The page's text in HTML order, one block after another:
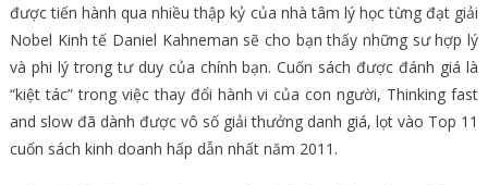
được tiến hành qua nhiều thập kỷ của nhà tâm lý học từng đạt giải
Nobel Kinh tế Daniel Kahneman sẽ cho bạn thấy những sư hợp lý
và phi lý trong tư duy của chính bạn. Cuốn sách được đánh giá là
“kiệt tác” trong việc thay đổi hành vi của con người, Thinking fast
and slow đã dành được vô số giải thưởng danh giá, lọt vào Top 11
cuốn sách kinh doanh hấp dẫn nhất năm 2011.